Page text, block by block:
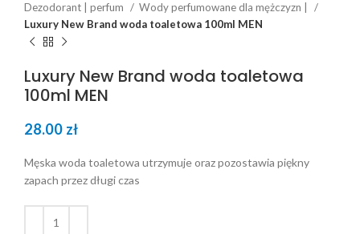
Dezodorant | perfum
Wody perfumowane dla mężczyzn |
Luxury New Brand woda toaletowa 100ml MEN
Luxury New Brand woda toaletowa
100ml MEN
28.00 zł
Męska woda toaletowa utrzymuje oraz pozostawia piękny
zapach przez długi czas